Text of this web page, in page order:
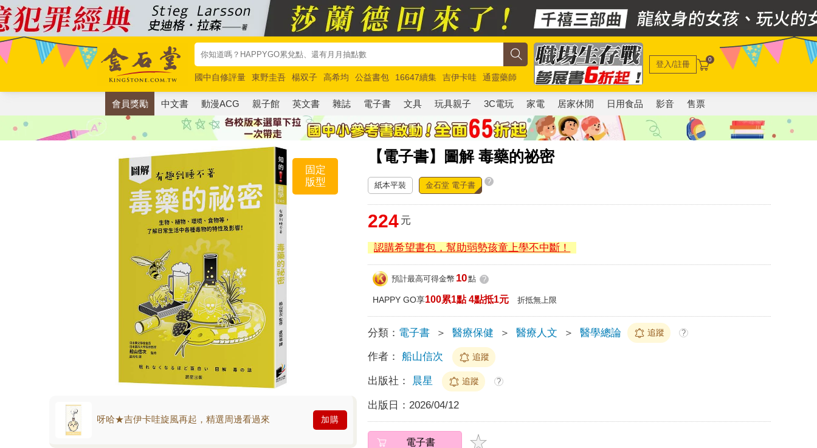
國中自修評量 東野圭吾 楊双子 高希均 公益書包 16647續集 吉伊卡哇
通靈藥師
唯紅花綻放
奧德賽 路邊攤新作 馬斯克 玩具總動員5 超慢跑
登入/註冊 0
會員獎勵 中文書 動漫ACG 親子館 英文書 雜誌 電子書 文具 玩具親子 3C電玩 家電 居家休閒 日用食品 影音 售票
【電子書】圖解 毒藥的祕密
固定
版型
呀哈★吉伊卡哇旋風再起，精選周邊看過來 加購
紙本平裝 金石堂 電子書 ?
224 元
認購希望書包，幫助弱勢孩童上學不中斷！
預計最高可得金幣 10點 ?
HAPPY GO享100累1點 4點抵1元 折抵無上限
分類： 電子書 ＞ 醫療保健 ＞ 醫療人文 ＞ 醫學總論 追蹤 ?
作者： 船山信次 追蹤
出版社： 晨星 追蹤 ?
出版日： 2026/04/12
電子書